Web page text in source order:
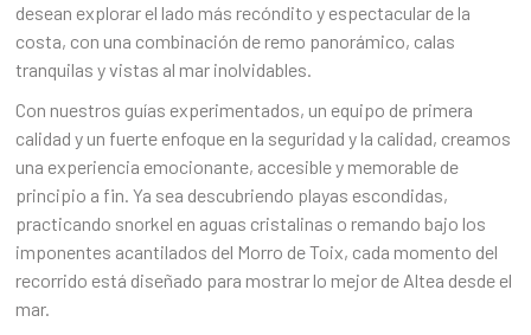
desean explorar el lado más recóndito y espectacular de la
costa, con una combinación de remo panorámico, calas
tranquilas y vistas al mar inolvidables.
Con nuestros guías experimentados, un equipo de primera
calidad y un fuerte enfoque en la seguridad y la calidad, creamos
una experiencia emocionante, accesible y memorable de
principio a fin. Ya sea descubriendo playas escondidas,
practicando snorkel en aguas cristalinas o remando bajo los
imponentes acantilados del Morro de Toix, cada momento del
recorrido está diseñado para mostrar lo mejor de Altea desde el
mar.